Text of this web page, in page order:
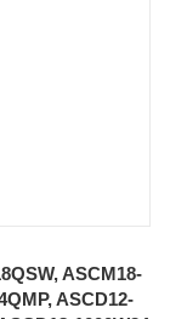
ASCM18-
ASCD12-